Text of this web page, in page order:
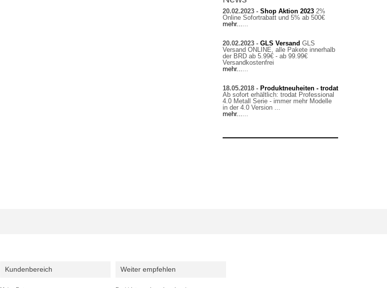
20.02.2023 -Shop Aktion 2023 2%
Online Sofortrabatt und 5% ab 500€
mehr......
20.02.2023 -GLS Versand GLS
Versand ONLINE, alle Pakete innerhalb
der BRD ab 5.99€ - ab 99.99€
Versandkostenfrei
mehr......
18.05.2018 - Produktneuheiten - trodat
Ab sofort erhältlich: trodat Professional
4.0 Metall Serie - immer mehr Modelle
in der 4.0 Version ...
mehr......
Kundenbereich Weiter empfehlen